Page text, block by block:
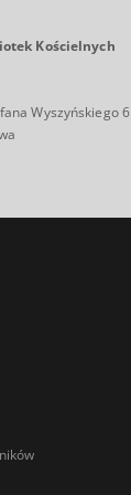
Kościelnych
Wyszyńskiego 6